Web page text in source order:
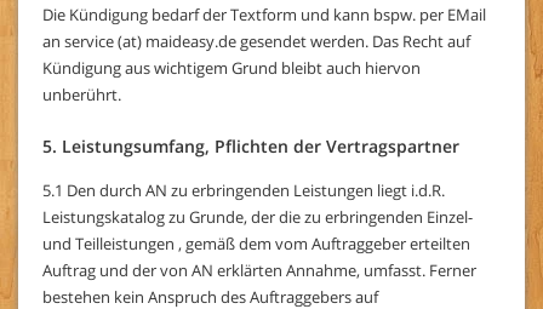
Die Kündigung bedarf der Textform und kann bspw. per EMail
an service (at) maideasy.de gesendet werden. Das Recht auf
Kündigung aus wichtigem Grund bleibt auch hiervon
unberührt.
5. Leistungsumfang, Pflichten der Vertragspartner
5.1 Den durch AN zu erbringenden Leistungen liegt i.d.R.
Leistungskatalog zu Grunde, der die zu erbringenden Einzel-
und Teilleistungen , gemäß dem vom Auftraggeber erteilten
Auftrag und der von AN erklärten Annahme, umfasst. Ferner
bestehen kein Anspruch des Auftraggebers auf